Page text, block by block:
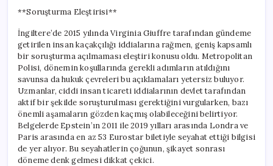
**Soruşturma Eleştirisi**
İngiltere’de 2015 yılında Virginia Giuffre tarafından gündeme
getirilen insan kaçakçılığı iddialarına rağmen, geniş kapsamlı
bir soruşturma açılmaması eleştiri konusu oldu. Metropolitan
Polisi, dönemin koşullarında gerekli adımların atıldığını
savunsa da hukuk çevreleri bu açıklamaları yetersiz buluyor.
Uzmanlar, ciddi insan ticareti iddialarının devlet tarafından
aktif bir şekilde soruşturulması gerektiğini vurgularken, bazı
önemli aşamaların gözden kaçmış olabileceğini belirtiyor.
Belgelerde Epstein’ın 2011 ile 2019 yılları arasında Londra ve
Paris arasında en az 53 Eurostar biletiyle seyahat ettiği bilgisi
de yer alıyor. Bu seyahatlerin çoğunun, şikayet sonrası
döneme denk gelmesi dikkat çekici.